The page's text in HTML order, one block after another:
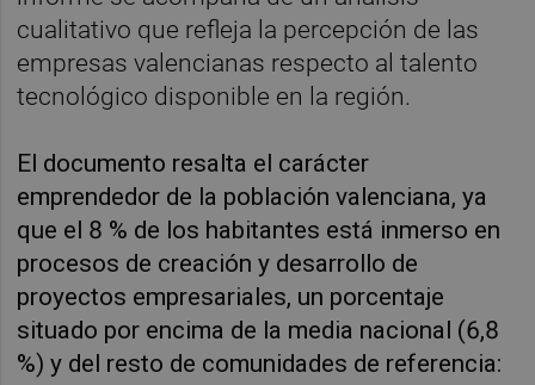
cualitativo que refleja la percepción de las
empresas valencianas respecto al talento
tecnológico disponible en la región.
El documento resalta el carácter
emprendedor de la población valenciana, ya
que el 8 % de los habitantes está inmerso en
procesos de creación y desarrollo de
proyectos empresariales, un porcentaje
situado por encima de la media nacional (6,8
%) y del resto de comunidades de referencia: